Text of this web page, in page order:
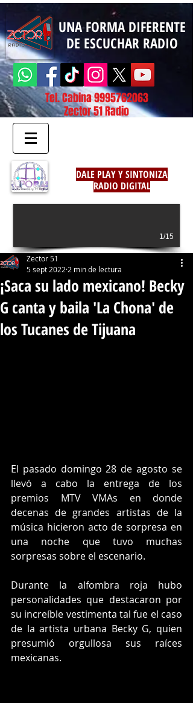
UNA FORMA DIFERENTE
DE ESCUCHAR RADIO
Tel. Cabina9995762063
Zector 51 Radio
DALE PLAY Y SINTONIZA
RADIO DIGITAL
1/15
¡Saca su lado mexicano! Becky
G canta y baila 'La Chona' de
los Tucanes de Tijuana
Zector 51
5 sept 2022 2 min de lectura
El pasado domingo 28 de agosto se
llevó a cabo la entrega de los
premios MTV VMAs en donde
decenas de grandes artistas de la
música hicieron acto de sorpresa en
una noche que tuvo muchas
sorpresas sobre el escenario.
Durante la alfombra roja hubo
personalidades que destacaron por
su increíble vestimenta tal fue el caso
de la artista urbana Becky G, quien
presumió orgullosa sus raíces
mexicanas.